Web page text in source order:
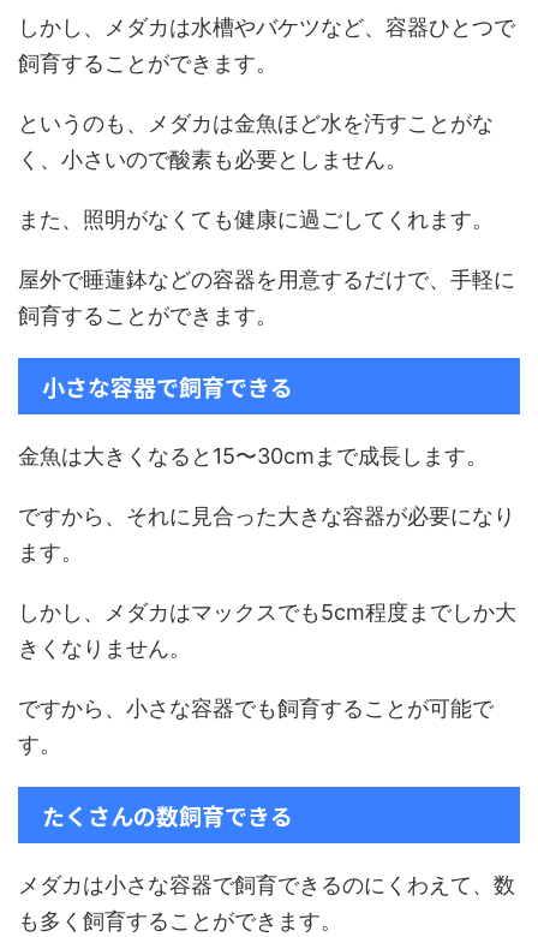
しかし、メダカは水槽やバケツなど、容器ひとつで
飼育することができます。
というのも、メダカは金魚ほど水を汚すことがな
く、小さいので酸素も必要としません。
また、照明がなくても健康に過ごしてくれます。
屋外で睡蓮鉢などの容器を用意するだけで、手軽に
飼育することができます。
小さな容器で飼育できる
金魚は大きくなると15〜30cmまで成長します。
ですから、それに見合った大きな容器が必要になり
ます。
しかし、メダカはマックスでも5cm程度までしか大
きくなりません。
ですから、小さな容器でも飼育することが可能で
す。
たくさんの数飼育できる
メダカは小さな容器で飼育できるのにくわえて、数
も多く飼育することができます。